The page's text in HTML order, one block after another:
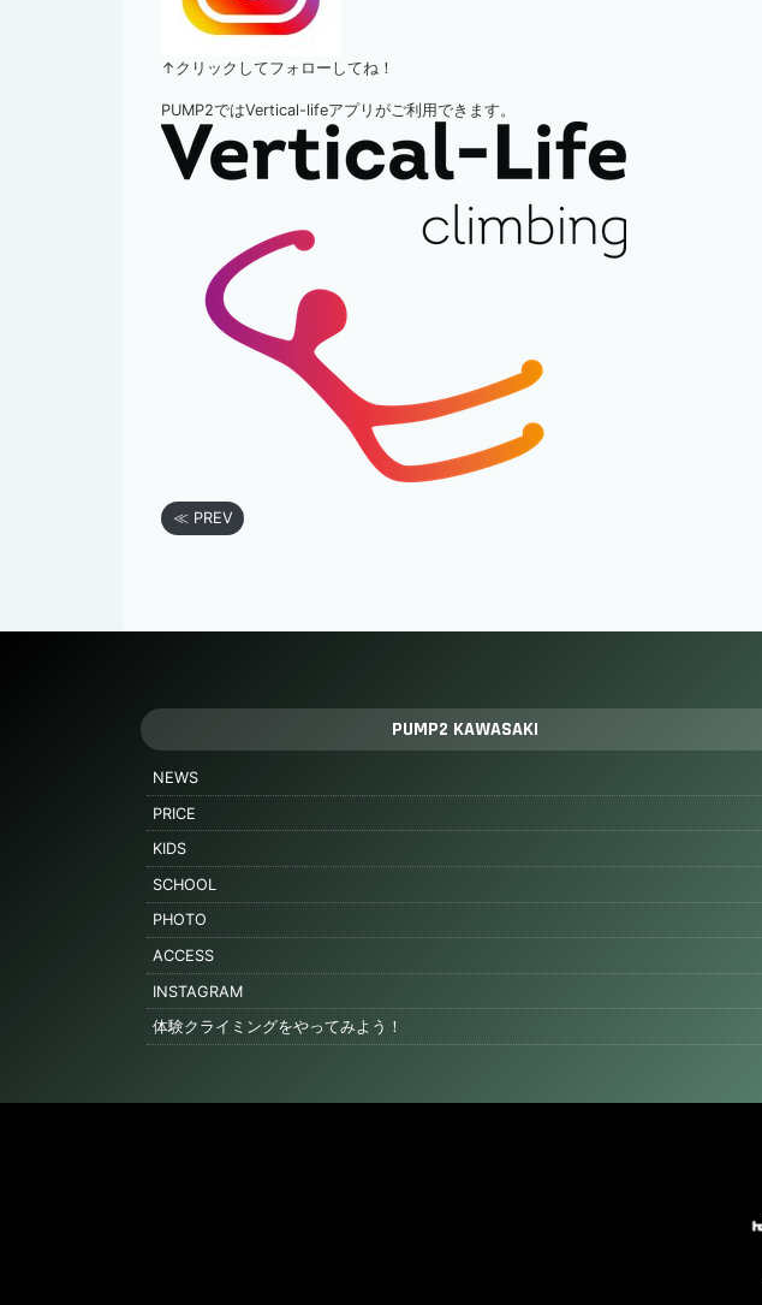
↑クリックしてフォローしてね！
PUMP2ではVertical-lifeアプリがご利用できます。
≪ PREV
PUMP2 KAWASAKI
NEWS
PRICE
KIDS
SCHOOL
PHOTO
ACCESS
INSTAGRAM
体験クライミングをやってみよう！